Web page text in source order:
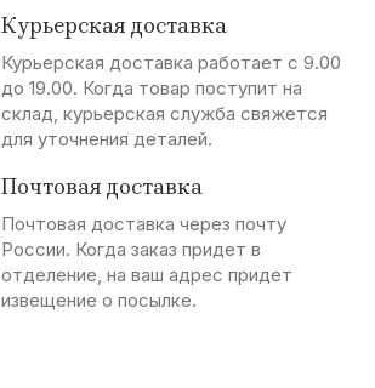
Курьерская доставка
Курьерская доставка работает с 9.00
до 19.00. Когда товар поступит на
склад, курьерская служба свяжется
для уточнения деталей.
Почтовая доставка
Почтовая доставка через почту
России. Когда заказ придет в
отделение, на ваш адрес придет
извещение о посылке.